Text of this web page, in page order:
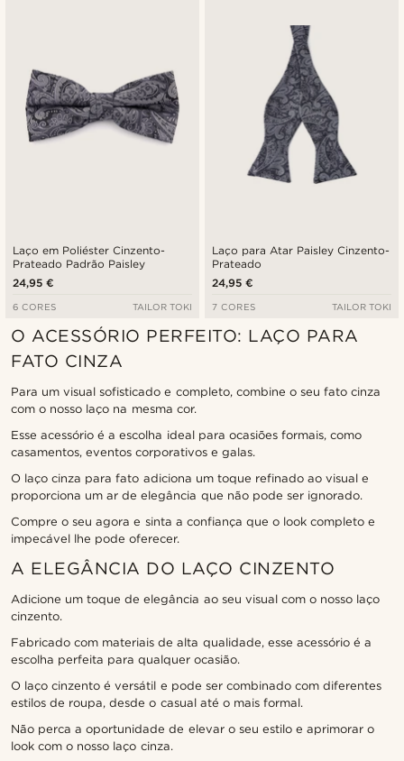
Laço em Poliéster Cinzento-
Prateado Padrão Paisley
24,95 €
6 CORES TAILOR TOKI
Laço para Atar Paisley Cinzento-
Prateado
24,95 €
7 CORES TAILOR TOKI
O ACESSÓRIO PERFEITO: LAÇO PARA
FATO CINZA
Para um visual sofisticado e completo, combine o seu fato cinza
com o nosso laço na mesma cor.
Esse acessório é a escolha ideal para ocasiões formais, como
casamentos, eventos corporativos e galas.
O laço cinza para fato adiciona um toque refinado ao visual e
proporciona um ar de elegância que não pode ser ignorado.
Compre o seu agora e sinta a confiança que o look completo e
impecável lhe pode oferecer.
A ELEGÂNCIA DO LAÇO CINZENTO
Adicione um toque de elegância ao seu visual com o nosso laço
cinzento.
Fabricado com materiais de alta qualidade, esse acessório é a
escolha perfeita para qualquer ocasião.
O laço cinzento é versátil e pode ser combinado com diferentes
estilos de roupa, desde o casual até o mais formal.
Não perca a oportunidade de elevar o seu estilo e aprimorar o
look com o nosso laço cinza.